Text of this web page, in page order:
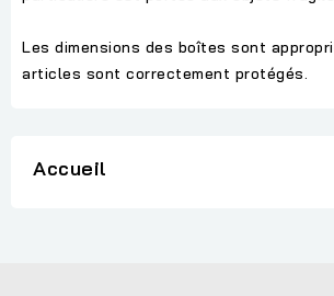
Les dimensions des boîtes sont
articles sont correctement protégés.
Accueil